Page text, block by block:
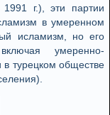
г.), эти партии
в умеренном
исламизм, но его
умеренно-
в турецком обществе